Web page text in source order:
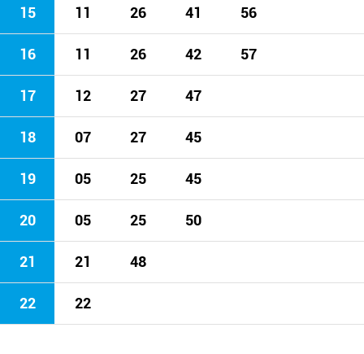
15 11 26 41 56
16 11 26 42 57
17 12 27 47
18 07 27 45
19 05 25 45
20 05 25 50
21 21 48
22 22